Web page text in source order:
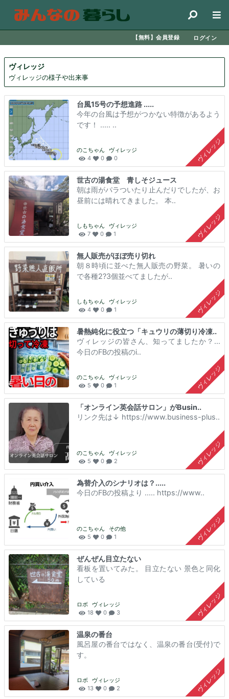
【無料】会員登録 ログイン
ヴィレッジ
ヴィレッジの様子や出来事
ヴィレッジ
台風15号の予想進路 .....
今年の台風は予想がつかない特徴があるよう
です！ ..... ..
のこちゃん
ヴィレッジ
4
0 0
ヴィレッジ
世古の湯食堂 青しそジュース
朝は雨がパラついたり止んだりでしたが、お
昼前には晴れてきました。 本..
しもちゃん
ヴィレッジ
7
0 1
ヴィレッジ
無人販売がほぼ売り切れ
朝８時頃に並べた無人販売の野菜。 暑いの
で各種2?3個並べてましたが..
しもちゃん
ヴィレッジ
4
0 1
ヴィレッジ
暑熱純化に役立つ「キュウリの薄切り冷凍..
ヴィレッジの皆さん、知ってましたか？...
今日のFBの投稿のi..
のこちゃん
ヴィレッジ
5
0 1
ヴィレッジ
「オンライン英会話サロン」がBusin..
リンク先は↓ https://www.business-plus..
のこちゃん
ヴィレッジ
5
0 2
ヴィレッジ
為替介入のシナリオは？.....
今日のFBの投稿より ..... https://www..
のこちゃん
その他
5
0 1
ヴィレッジ
ぜんぜん目立たない
看板を置いてみた。 目立たない 景色と同化
している
ロボ
ヴィレッジ
18
0 3
ヴィレッジ
温泉の番台
風呂屋の番台ではなく、温泉の番台(受付)で
す。
ロボ
ヴィレッジ
13
0 2
Home